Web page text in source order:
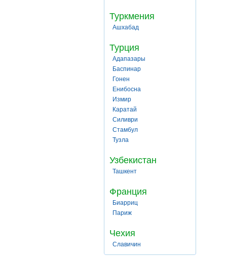
Туркмения
Ашхабад
Турция
Адапазары
Баспинар
Гонен
Енибосна
Измир
Каратай
Силиври
Стамбул
Тузла
Узбекистан
Ташкент
Франция
Биарриц
Париж
Чехия
Славичин